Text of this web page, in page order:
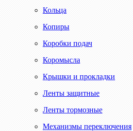
Кольца
Копиры
Коробки подач
Коромысла
Крышки и прокладки
Ленты защитные
Ленты тормозные
Механизмы переключения